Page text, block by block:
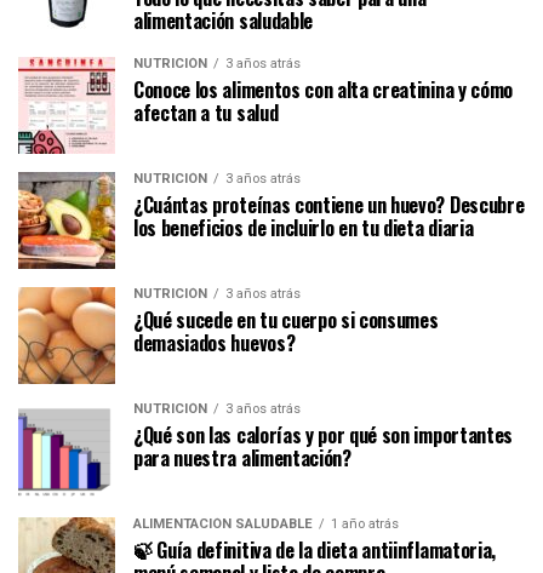
alimentación saludable
NUTRICIÓN 3 años atrás
Conoce los alimentos con alta creatinina y cómo
afectan a tu salud
NUTRICIÓN 3 años atrás
¿Cuántas proteínas contiene un huevo? Descubre
los beneficios de incluirlo en tu dieta diaria
NUTRICIÓN 3 años atrás
¿Qué sucede en tu cuerpo si consumes
demasiados huevos?
NUTRICIÓN 3 años atrás
¿Qué son las calorías y por qué son importantes
para nuestra alimentación?
ALIMENTACIÓN SALUDABLE 1 año atrás
🍃 Guía definitiva de la dieta antiinflamatoria,